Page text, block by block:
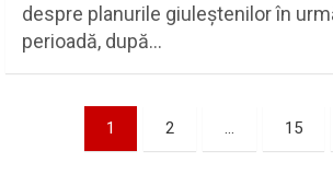
despre planurile giuleștenilor în
perioadă, după…
Paginație
articole
1 2 15